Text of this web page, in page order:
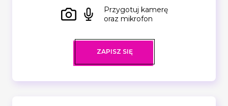
Przygotuj kamerę
oraz mikrofon
ZAPISZ SIĘ